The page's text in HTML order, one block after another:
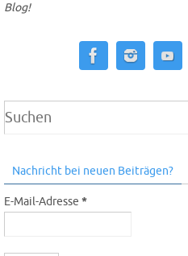
Blog!
Nachricht bei neuen Beiträgen?
E-Mail-Adresse *